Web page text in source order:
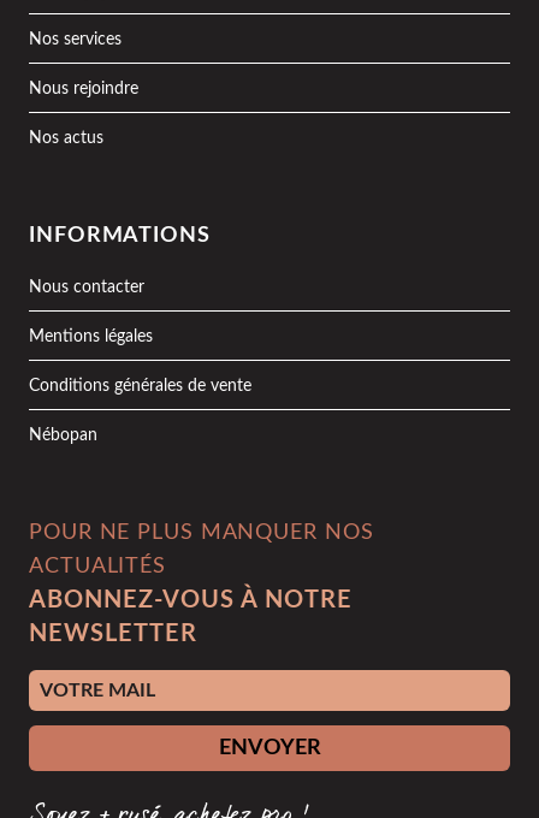
Nos services
Nous rejoindre
Nos actus
INFORMATIONS
Nous contacter
Mentions légales
Conditions générales de vente
Nébopan
POUR NE PLUS MANQUER NOS
ACTUALITÉS
ABONNEZ-VOUS À NOTRE
NEWSLETTER
Adresse e-mail
ENVOYER